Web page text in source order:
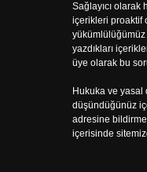
Sağlayıcı
içerikleri proaktif
yükümlülüğümüz
yazdıkları
üye olarak bu
Hukuka ve yasal
düşündüğünüz
adresine
içerisinde